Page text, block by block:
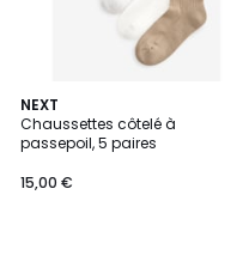
NEXT
Chaussettes côtelé à
passepoil, 5 paires
15,00 €